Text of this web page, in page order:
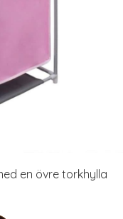
en övre torkhylla